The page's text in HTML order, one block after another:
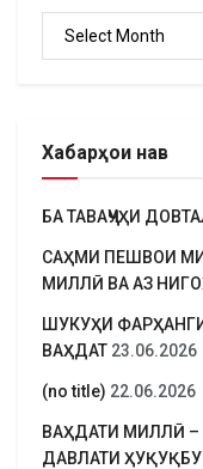
Хабарҳои нав
БА ТАВАҶҶУҲИ
САҲМИ ПЕШВОИ
МИЛЛӢ ВА АЗ
ШУКУҲИ
ВАҲДАТ 23.06.2026
(no title) 22.06.2026
ВАҲДАТИ МИЛЛӢ
ДАВЛАТИ